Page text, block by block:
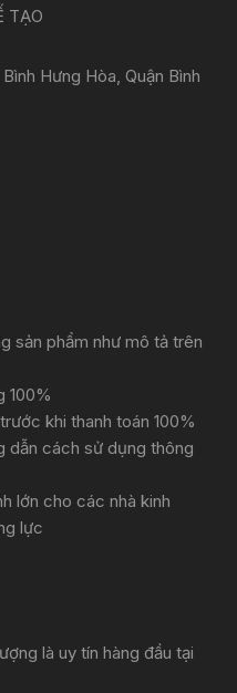
TẠO
Hưng Hòa, Quận Bình
sản phẩm như mô tả trên
100%
khi thanh toán 100%
dẫn cách sử dụng thông
lớn cho các nhà kinh
lực
là uy tín hàng đầu tại